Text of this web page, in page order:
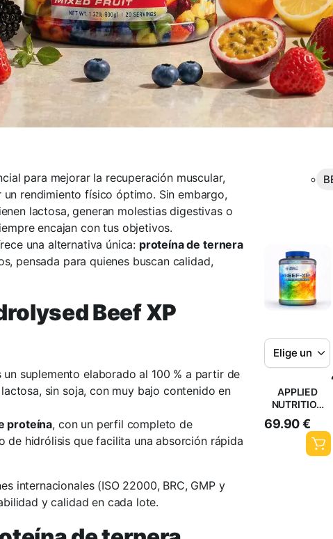
para mejorar la recuperación muscular,
rendimiento físico óptimo. Sin embargo,
lactosa, generan molestias digestivas o
encajan con tus objetivos.
una alternativa única: proteína de ternera
pensada para quienes buscan calidad,
Beef XP
suplemento elaborado al 100 % a partir de
lactosa, sin soja, con muy bajo contenido en
proteína, con un perfil completo de
de hidrólisis que facilita una absorción rápida
internacionales (ISO 22000, BRC, GMP y
y calidad en cada lote.
APPLIED
NUTRITION
BEEF XP
CLEAR 1.8KG
69.90€